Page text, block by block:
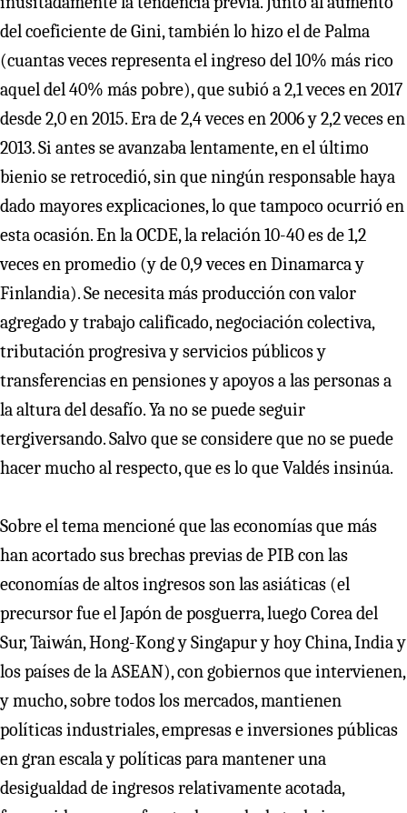
del coeficiente de Gini, también lo hizo el de Palma
(cuantas veces representa el ingreso del 10% más rico
aquel del 40% más pobre), que subió a 2,1 veces en 2017
desde 2,0 en 2015. Era de 2,4 veces en 2006 y 2,2 veces en
2013. Si antes se avanzaba lentamente, en el último
bienio se retrocedió, sin que ningún responsable haya
dado mayores explicaciones, lo que tampoco ocurrió en
esta ocasión. En la OCDE, la relación 10-40 es de 1,2
veces en promedio (y de 0,9 veces en Dinamarca y
Finlandia). Se necesita más producción con valor
agregado y trabajo calificado, negociación colectiva,
tributación progresiva y servicios públicos y
transferencias en pensiones y apoyos a las personas a
la altura del desafío. Ya no se puede seguir
tergiversando. Salvo que se considere que no se puede
hacer mucho al respecto, que es lo que Valdés insinúa.
Sobre el tema mencioné que las economías que más
han acortado sus brechas previas de PIB con las
economías de altos ingresos son las asiáticas (el
precursor fue el Japón de posguerra, luego Corea del
Sur, Taiwán, Hong-Kong y Singapur y hoy China, India y
los países de la ASEAN), con gobiernos que intervienen,
y mucho, sobre todos los mercados, mantienen
políticas industriales, empresas e inversiones públicas
en gran escala y políticas para mantener una
desigualdad de ingresos relativamente acotada,